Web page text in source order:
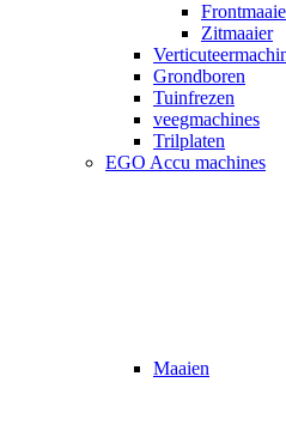
Zitmaaier
Grondboren
Tuinfrezen
veegmachines
Trilplaten
EGO Accu machines
Maaien